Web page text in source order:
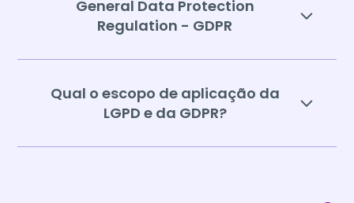
General Data Protection
Regulation - GDPR
Qual o escopo de aplicação da
LGPD e da GDPR?